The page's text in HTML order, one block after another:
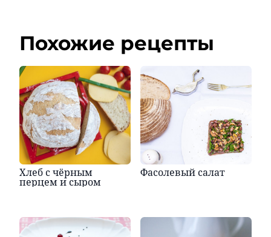
Похожие рецепты
Хлеб с чёрным
перцем и сыром
Фасолевый салат